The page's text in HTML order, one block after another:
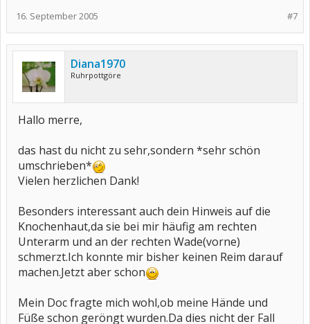
#7
16. September 2005
Diana1970
Ruhrpottgöre
Hallo merre,
das hast du nicht zu sehr,sondern *sehr schön
umschrieben*
Vielen herzlichen Dank!
Besonders interessant auch dein Hinweis auf die
Knochenhaut,da sie bei mir häufig am rechten
Unterarm und an der rechten Wade(vorne)
schmerzt.Ich konnte mir bisher keinen Reim darauf
machen.Jetzt aber schon
Mein Doc fragte mich wohl,ob meine Hände und
Füße schon geröngt wurden.Da dies nicht der Fall